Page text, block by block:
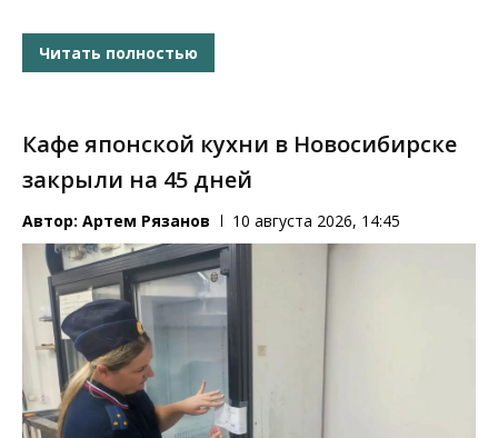
Читать полностью
Кафе японской кухни в Новосибирске
закрыли на 45 дней
Автор: Артем Рязанов 10 августа 2026, 14:45